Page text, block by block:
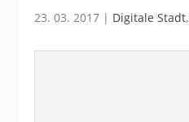
23. 03. 2017 | Digitale Stadt,